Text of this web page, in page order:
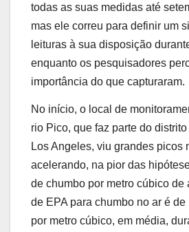
todas as suas medidas até
mas ele correu para definir um
leituras à sua disposição
enquanto os pesquisadores
importância do que capturaram.
No início, o local de
rio Pico, que faz parte do
Los Angeles, viu grandes picos
acelerando, na pior das
de chumbo por metro cúbico de
de EPA para chumbo no ar é
por metro cúbico, em média,